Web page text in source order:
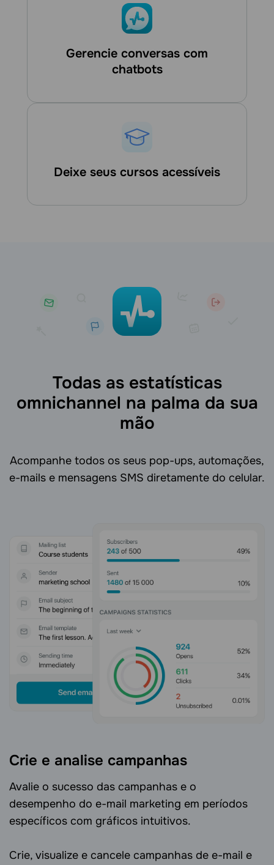
Gerencie conversas com
chatbots
Deixe seus cursos acessíveis
Todas as estatísticas
omnichannel na palma da sua
mão
Acompanhe todos os seus pop-ups, automações,
e-mails e mensagens SMS diretamente do celular.
Crie e analise campanhas
Avalie o sucesso das campanhas e o
desempenho do e-mail marketing em períodos
específicos com gráficos intuitivos.
Crie, visualize e cancele campanhas de e-mail e